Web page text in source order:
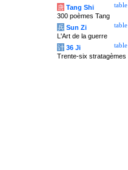
table
唐 Tang Shi
300 poèmes Tang
table
兵 Sun Zi
L'Art de la guerre
table
计 36 Ji
Trente-six stratagèmes